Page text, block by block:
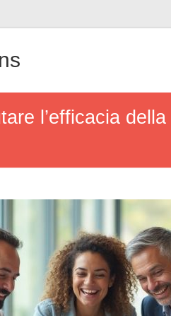
l’efficacia